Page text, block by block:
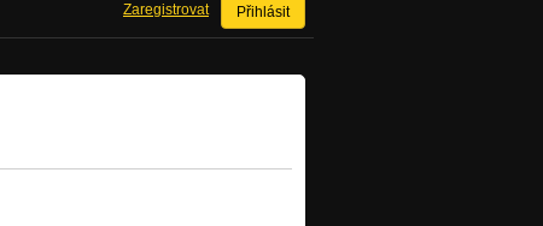
Přihlásit
Zaregistrovat